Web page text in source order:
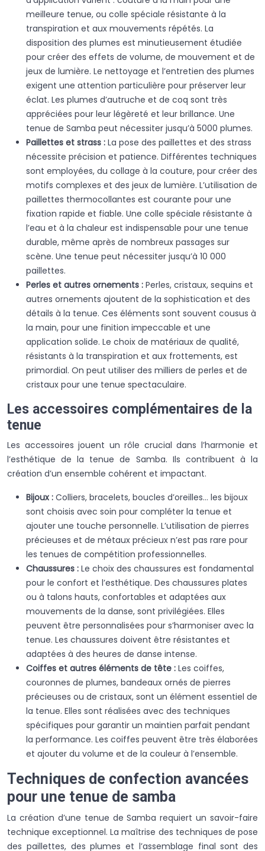
meilleure tenue, ou colle spéciale résistante à la
transpiration et aux mouvements répétés. La
disposition des plumes est minutieusement étudiée
pour créer des effets de volume, de mouvement et de
jeux de lumière. Le nettoyage et l’entretien des plumes
exigent une attention particulière pour préserver leur
éclat. Les plumes d’autruche et de coq sont très
appréciées pour leur légèreté et leur brillance. Une
tenue de Samba peut nécessiter jusqu’à 5000 plumes.
Paillettes et strass : La pose des paillettes et des strass
nécessite précision et patience. Différentes techniques
sont employées, du collage à la couture, pour créer des
motifs complexes et des jeux de lumière. L’utilisation de
paillettes thermocollantes est courante pour une
fixation rapide et fiable. Une colle spéciale résistante à
l’eau et à la chaleur est indispensable pour une tenue
durable, même après de nombreux passages sur
scène. Une tenue peut nécessiter jusqu’à 10 000
paillettes.
Perles et autres ornements : Perles, cristaux, sequins et
autres ornements ajoutent de la sophistication et des
détails à la tenue. Ces éléments sont souvent cousus à
la main, pour une finition impeccable et une
application solide. Le choix de matériaux de qualité,
résistants à la transpiration et aux frottements, est
primordial. On peut utiliser des milliers de perles et de
cristaux pour une tenue spectaculaire.
Les accessoires complémentaires de la
tenue
Les accessoires jouent un rôle crucial dans l’harmonie et
l’esthétique de la tenue de Samba. Ils contribuent à la
création d’un ensemble cohérent et impactant.
Bijoux : Colliers, bracelets, boucles d’oreilles… les bijoux
sont choisis avec soin pour compléter la tenue et
ajouter une touche personnelle. L’utilisation de pierres
précieuses et de métaux précieux n’est pas rare pour
les tenues de compétition professionnelles.
Chaussures : Le choix des chaussures est fondamental
pour le confort et l’esthétique. Des chaussures plates
ou à talons hauts, confortables et adaptées aux
mouvements de la danse, sont privilégiées. Elles
peuvent être personnalisées pour s’harmoniser avec la
tenue. Les chaussures doivent être résistantes et
adaptées à des heures de danse intense.
Coiffes et autres éléments de tête : Les coiffes,
couronnes de plumes, bandeaux ornés de pierres
précieuses ou de cristaux, sont un élément essentiel de
la tenue. Elles sont réalisées avec des techniques
spécifiques pour garantir un maintien parfait pendant
la performance. Les coiffes peuvent être très élaborées
et ajouter du volume et de la couleur à l’ensemble.
Techniques de confection avancées
pour une tenue de samba
La création d’une tenue de Samba requiert un savoir-faire
technique exceptionnel. La maîtrise des techniques de pose
des paillettes, des plumes et l’assemblage final sont des